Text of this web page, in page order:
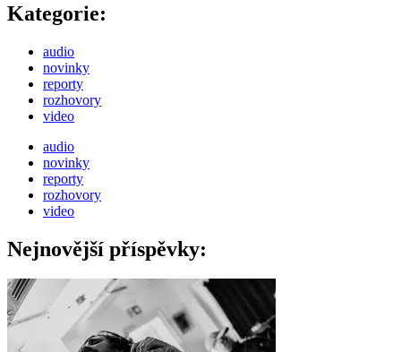
Kategorie:
audio
novinky
reporty
rozhovory
video
audio
novinky
reporty
rozhovory
video
Nejnovější příspěvky: